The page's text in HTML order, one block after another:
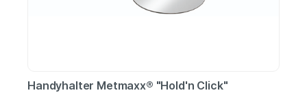
Handyhalter Metmaxx® "Hold'n Click"